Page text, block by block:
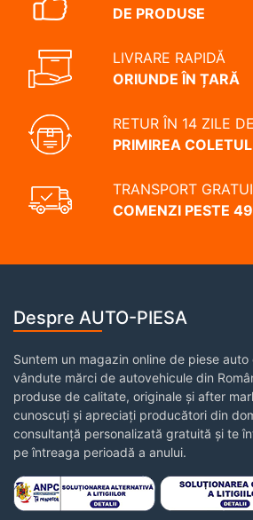
DE PRODUSE
LIVRARE RAPIDĂ
ORIUNDE ÎN ȚARĂ
RETUR ÎN 14 ZILE
PRIMIREA
TRANSPORT
COMENZI PESTE
Despre AUTO-PIESA
Suntem un magazin online de piese
vândute mărci de autovehicule din
produse de calitate, originale și after
cunoscuți și apreciați producători din
consultanță personalizată gratuită și te
pe întreaga perioadă a anului.